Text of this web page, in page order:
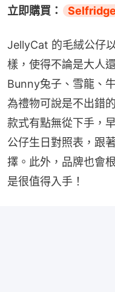
立即購買：
JellyCat 的毛絨公仔
樣，使得不論是大人
Bunny兔子、雪龍、
為禮物可說是不出錯
款式有點無從下手，
公仔生日對照表，跟
擇。此外，品牌也會
是很值得入手！